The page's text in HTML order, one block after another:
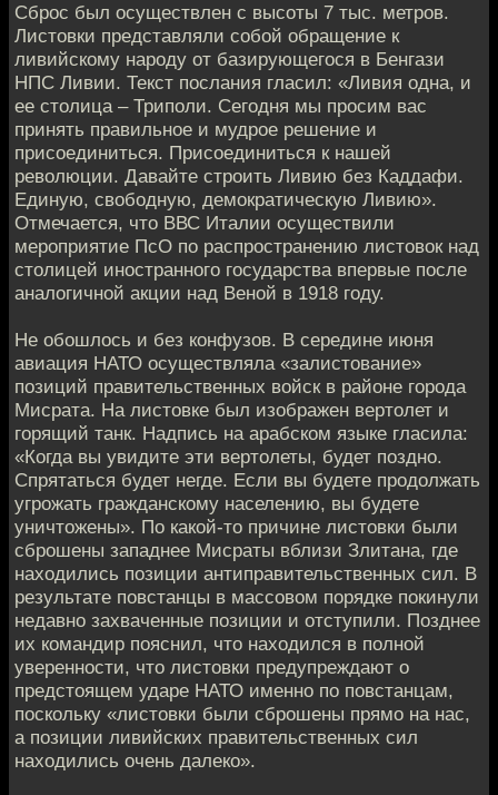
Сброс был осуществлен с высоты 7 тыс. метров.
Листовки представляли собой обращение к
ливийскому народу от базирующегося в Бенгази
НПС Ливии. Текст послания гласил: «Ливия одна, и
ее столица – Триполи. Сегодня мы просим вас
принять правильное и мудрое решение и
присоединиться. Присоединиться к нашей
революции. Давайте строить Ливию без Каддафи.
Единую, свободную, демократическую Ливию».
Отмечается, что ВВС Италии осуществили
мероприятие ПсО по распространению листовок над
столицей иностранного государства впервые после
аналогичной акции над Веной в 1918 году.
Не обошлось и без конфузов. В середине июня
авиация НАТО осуществляла «залистование»
позиций правительственных войск в районе города
Мисрата. На листовке был изображен вертолет и
горящий танк. Надпись на арабском языке гласила:
«Когда вы увидите эти вертолеты, будет поздно.
Спрятаться будет негде. Если вы будете продолжать
угрожать гражданскому населению, вы будете
уничтожены». По какой-то причине листовки были
сброшены западнее Мисраты вблизи Злитана, где
находились позиции антиправительственных сил. В
результате повстанцы в массовом порядке покинули
недавно захваченные позиции и отступили. Позднее
их командир пояснил, что находился в полной
уверенности, что листовки предупреждают о
предстоящем ударе НАТО именно по повстанцам,
поскольку «листовки были сброшены прямо на нас,
а позиции ливийских правительственных сил
находились очень далеко».